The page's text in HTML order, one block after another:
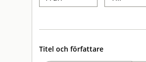
Titel och författare